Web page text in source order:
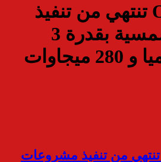
Olptechegypt تنتهي من تنفيذ
مشروعات شمسية بقدرة 3
جيجاوات عالميا و 280 ميجاوات
Olptechegypt تنتهي من تنفيذ مشروعات